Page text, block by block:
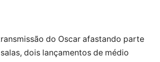
do Oscar afastando parte
dois lançamentos de médio